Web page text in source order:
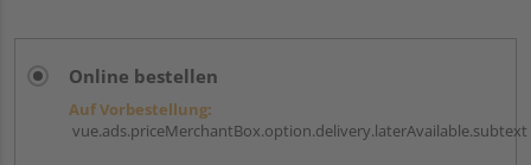
Online bestellen
Auf Vorbestellung:
vue.ads.priceMerchantBox.option.delivery.laterAvailable.subtext